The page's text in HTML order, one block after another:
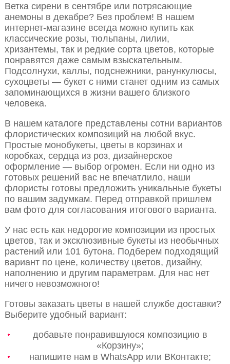
Ветка сирени в сентябре или потрясающие
анемоны в декабре? Без проблем! В нашем
интернет-магазине всегда можно купить как
классические розы, тюльпаны, лилии,
хризантемы, так и редкие сорта цветов, которые
понравятся даже самым взыскательным.
Подсолнухи, каллы, подснежники, ранункулюсы,
сухоцветы — букет с ними станет одним из самых
запоминающихся в жизни вашего близкого
человека.
В нашем каталоге представлены сотни вариантов
флористических композиций на любой вкус.
Простые монобукеты, цветы в корзинах и
коробках, сердца из роз, дизайнерское
оформление — выбор огромен. Если ни одно из
готовых решений вас не впечатлило, наши
флористы готовы предложить уникальные букеты
по вашим задумкам. Перед отправкой пришлем
вам фото для согласования итогового варианта.
У нас есть как недорогие композиции из простых
цветов, так и эксклюзивные букеты из необычных
растений или 101 бутона. Подберем подходящий
вариант по цене, количеству цветов, дизайну,
наполнению и другим параметрам. Для нас нет
ничего невозможного!
Готовы заказать цветы в нашей службе доставки?
Выберите удобный вариант:
добавьте понравившуюся композицию в
«Корзину»;
напишите нам в WhatsApp или ВКонтакте;